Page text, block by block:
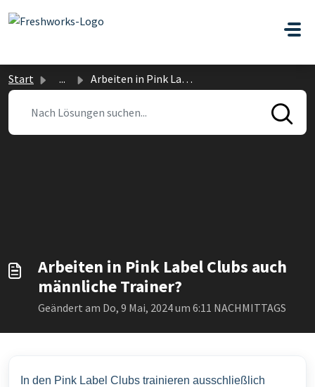
Zum hauptsächlichen Inhalt gehen
Start ... Arbeiten in Pink Label Clubs auch männliche Trainer?
Arbeiten in Pink Label Clubs auch
männliche Trainer?
Geändert am Do, 9 Mai, 2024 um 6:11 NACHMITTAGS
In den Pink Label Clubs trainieren ausschließlich